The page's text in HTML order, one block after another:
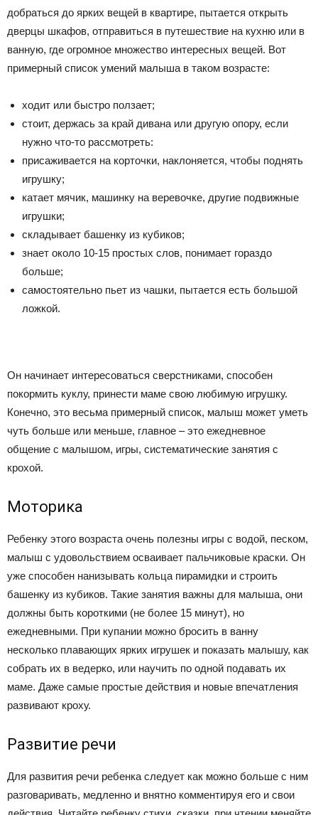
добраться до ярких вещей в квартире, пытается открыть
дверцы шкафов, отправиться в путешествие на кухню или в
ванную, где огромное множество интересных вещей. Вот
примерный список умений малыша в таком возрасте:
ходит или быстро ползает;
стоит, держась за край дивана или другую опору, если
нужно что-то рассмотреть:
присаживается на корточки, наклоняется, чтобы поднять
игрушку;
катает мячик, машинку на веревочке, другие подвижные
игрушки;
складывает башенку из кубиков;
знает около 10-15 простых слов, понимает гораздо
больше;
самостоятельно пьет из чашки, пытается есть большой
ложкой.
Он начинает интересоваться сверстниками, способен
покормить куклу, принести маме свою любимую игрушку.
Конечно, это весьма примерный список, малыш может уметь
чуть больше или меньше, главное – это ежедневное
общение с малышом, игры, систематические занятия с
крохой.
Моторика
Ребенку этого возраста очень полезны игры с водой, песком,
малыш с удовольствием осваивает пальчиковые краски. Он
уже способен нанизывать кольца пирамидки и строить
башенку из кубиков. Такие занятия важны для малыша, они
должны быть короткими (не более 15 минут), но
ежедневными. При купании можно бросить в ванну
несколько плавающих ярких игрушек и показать малышу, как
собрать их в ведерко, или научить по одной подавать их
маме. Даже самые простые действия и новые впечатления
развивают кроху.
Развитие речи
Для развития речи ребенка следует как можно больше с ним
разговаривать, медленно и внятно комментируя его и свои